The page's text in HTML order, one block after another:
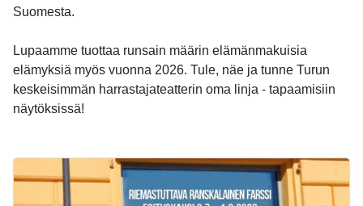
Suomesta.
Lupaamme tuottaa runsain määrin elämänmakuisia
elämyksiä myös vuonna 2026. Tule, näe ja tunne Turun
keskeisimmän harrastajateatterin oma linja - tapaamisiin
näytöksissä!